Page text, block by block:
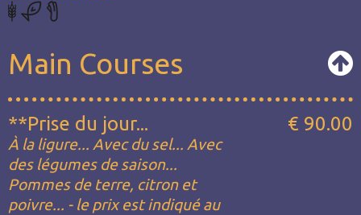
Main Courses
**Prise du jour...
À la ligure... Avec du sel... Avec
des légumes de saison...
Pommes de terre, citron et
poivre... - le prix est indiqué au
€ 90.00